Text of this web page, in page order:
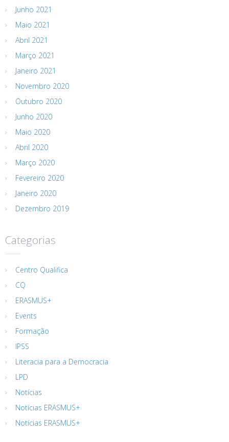
Junho 2021
Maio 2021
Abril 2021
Março 2021
Janeiro 2021
Novembro 2020
Outubro 2020
Junho 2020
Maio 2020
Abril 2020
Março 2020
Fevereiro 2020
Janeiro 2020
Dezembro 2019
Categorias
Centro Qualifica
CQ
ERASMUS+
Events
Formação
IPSS
Literacia para a Democracia
LPD
Notícias
Notícias ERASMUS+
Notícias ERASMUS+